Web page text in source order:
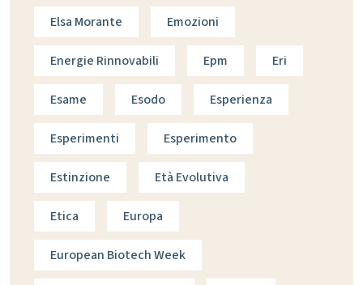
Elsa Morante Emozioni
Energie Rinnovabili Epm Eri
Esame Esodo Esperienza
Esperimenti Esperimento
Estinzione Età Evolutiva
Etica Europa
European Biotech Week